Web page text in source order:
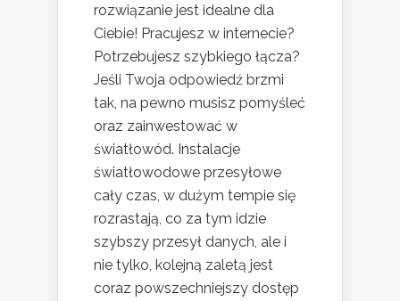
rozwiązanie jest idealne dla
Ciebie! Pracujesz w internecie?
Potrzebujesz szybkiego łącza?
Jeśli Twoja odpowiedź brzmi
tak, na pewno musisz pomyśleć
oraz zainwestować w
światłowód. Instalacje
światłowodowe przesyłowe
cały czas, w dużym tempie się
rozrastają, co za tym idzie
szybszy przesył danych, ale i
nie tylko, kolejną zaletą jest
coraz powszechniejszy dostęp